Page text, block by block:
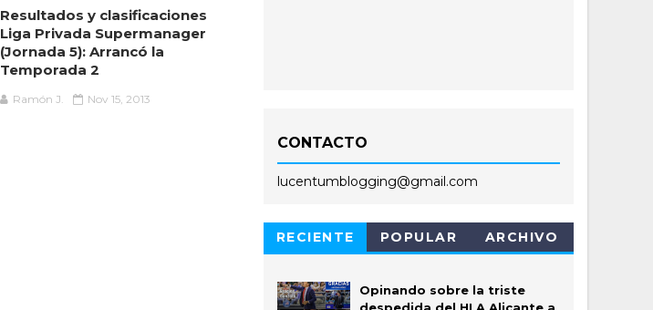
Resultados y clasificaciones
Liga Privada Supermanager
(Jornada 5): Arrancó la
Temporada 2
Ramón J. Nov 15, 2013
CONTACTO
lucentumblogging@gmail.com
RECIENTE POPULAR ARCHIVO
Opinando sobre la triste